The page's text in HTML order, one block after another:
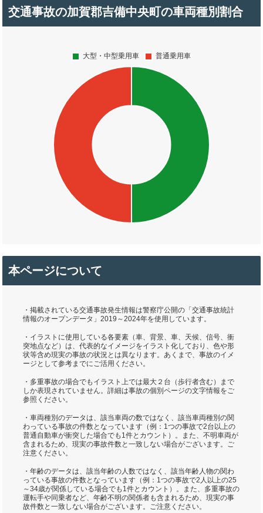
交通事故の加賀郡吉備中央町の車両種別割合
本ページについて
・掲載されている交通事故発生情報は警察庁公開の「交通事故統計
情報のオープンデータ」2019～2024年を使用しています。
・イラストに使用している各要素（車、背景、車、天候、信号、衝
突地点など）は、代表的なイメージをイラスト化しており、色や形
状等含め現実の事故の状況とは異なります。あくまで、事故のイメ
ージとして参考までにご活用ください。
・多重事故の場合でもイラスト上では最大２台（歩行者含む）まで
しか表現されていません。詳細は事故の個別ページの文字情報をご
参照ください。
・車両種別のデータは、該当車両の数ではなく、該当車両種別の関
わっている事故の件数となっています（例：1つの事故で2台以上の
普通自動車が衝突した場合でも1件とカウント）。また、不明車両が
含まれるため、現実の事故件数と一致しない場合がございます。ご
注意ください。
・年齢のデータは、該当年齢の人数ではなく、該当年齢人物の関わ
っている事故の件数となっています（例：1つの事故で2人以上の25
～34歳が関係している場合でも1件とカウント）。また、多重事故の
運転手や同乗者など、年齢不明の関係者も含まれるため、現実の事
故件数と一致しない場合がございます。ご注意ください。